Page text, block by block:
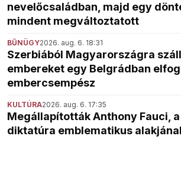
nevelőcsaládban, majd egy
mindent megváltoztatott
BŰNÜGY2026. aug. 6. 18:31
Szerbiából Magyarországra
embereket egy Belgrádban
embercsempész
KULTÚRA2026. aug. 6. 17:35
Megállapították Anthony Fauci,
diktatúra emblematikus